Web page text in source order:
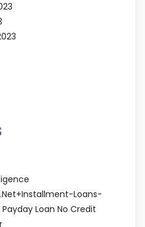
Loans-
Loan No Credit